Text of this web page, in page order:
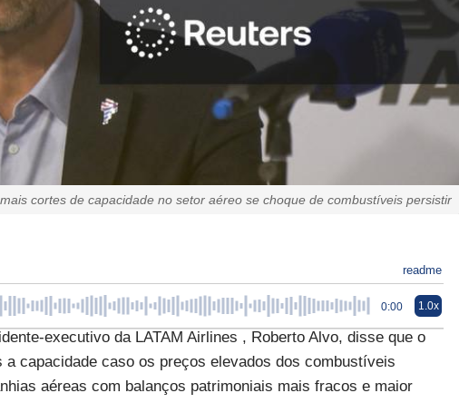
cortes de capacidade no setor aéreo se choque de combustíveis persistir
readme
0:00 1.0x
executivo da LATAM Airlines , Roberto Alvo, disse que o
capacidade caso os preços elevados dos combustíveis
aéreas com balanços patrimoniais mais fracos e maior